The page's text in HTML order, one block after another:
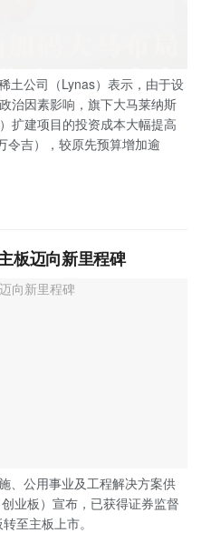
土公司（Lynas）表示，由于设
治因素影响，旗下大马莱纳斯
扩建项目的投资成本大幅提高
令吉），较原先预算增加逾
板迈向新里程碑
、公用事业及工程解决方案供
业板）宣布，已获得证券监督
至主板上市。